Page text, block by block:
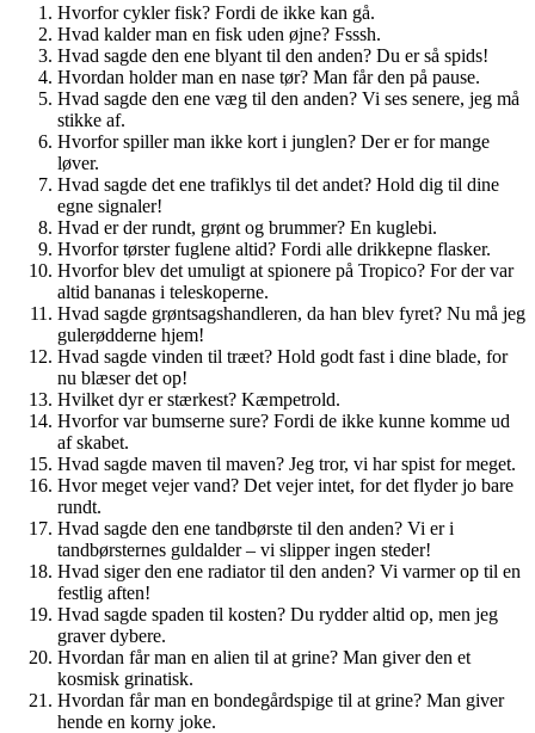
Hvorfor cykler fisk? Fordi de ikke kan gå.
Hvad kalder man en fisk uden øjne? Fsssh.
Hvad sagde den ene blyant til den anden? Du er så spids!
Hvordan holder man en nase tør? Man får den på pause.
Hvad sagde den ene væg til den anden? Vi ses senere, jeg må
stikke af.
Hvorfor spiller man ikke kort i junglen? Der er for mange
løver.
Hvad sagde det ene trafiklys til det andet? Hold dig til dine
egne signaler!
Hvad er der rundt, grønt og brummer? En kuglebi.
Hvorfor tørster fuglene altid? Fordi alle drikkepne flasker.
Hvorfor blev det umuligt at spionere på Tropico? For der var
altid bananas i teleskoperne.
Hvad sagde grøntsagshandleren, da han blev fyret? Nu må jeg
gulerødderne hjem!
Hvad sagde vinden til træet? Hold godt fast i dine blade, for
nu blæser det op!
Hvilket dyr er stærkest? Kæmpetrold.
Hvorfor var bumserne sure? Fordi de ikke kunne komme ud
af skabet.
Hvad sagde maven til maven? Jeg tror, vi har spist for meget.
Hvor meget vejer vand? Det vejer intet, for det flyder jo bare
rundt.
Hvad sagde den ene tandbørste til den anden? Vi er i
tandbørsternes guldalder – vi slipper ingen steder!
Hvad siger den ene radiator til den anden? Vi varmer op til en
festlig aften!
Hvad sagde spaden til kosten? Du rydder altid op, men jeg
graver dybere.
Hvordan får man en alien til at grine? Man giver den et
kosmisk grinatisk.
Hvordan får man en bondegårdspige til at grine? Man giver
hende en korny joke.